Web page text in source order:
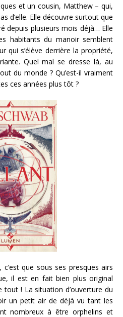
et un cousin, Matthew – qui,
d’elle. Elle découvre surtout que
depuis plusieurs mois déjà… Elle
habitants du manoir semblent
qui s’élève derrière la propriété,
Quel mal se dresse là, au
du monde ? Qu’est-il vraiment
ces années plus tôt ?
, c’est que sous ses presques airs
il est en fait bien plus original
tout ! La situation d’ouverture du
un petit air de déjà vu tant les
nombreux à être orphelins et